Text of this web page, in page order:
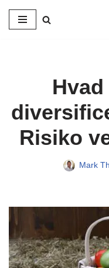
Spring
Risiko
Mark